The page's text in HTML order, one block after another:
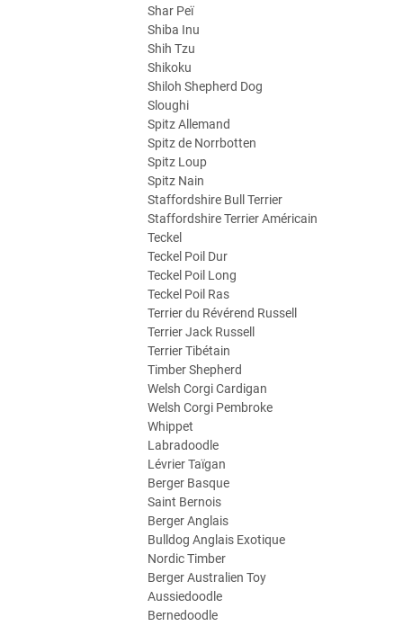
Shar Peï
Shiba Inu
Shih Tzu
Shikoku
Shiloh Shepherd Dog
Sloughi
Spitz Allemand
Spitz de Norrbotten
Spitz Loup
Spitz Nain
Staffordshire Bull Terrier
Staffordshire Terrier Américain
Teckel
Teckel Poil Dur
Teckel Poil Long
Teckel Poil Ras
Terrier du Révérend Russell
Terrier Jack Russell
Terrier Tibétain
Timber Shepherd
Welsh Corgi Cardigan
Welsh Corgi Pembroke
Whippet
Labradoodle
Lévrier Taïgan
Berger Basque
Saint Bernois
Berger Anglais
Bulldog Anglais Exotique
Nordic Timber
Berger Australien Toy
Aussiedoodle
Bernedoodle